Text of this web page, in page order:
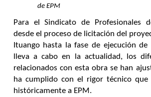
de EPM
Para el Sindicato de Profesionales
desde el proceso de licitación del
Ituango hasta la fase de ejecución
lleva a cabo en la actualidad, los
relacionados con esta obra se han
ha cumplido con el rigor técnico que
históricamente a EPM.